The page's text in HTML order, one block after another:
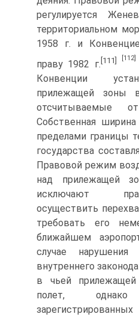
регулируется
территориальном
1958 г. и
праву 1982 г. [111] [112]
Конвенции
прилежащей зоны
отсчитываемые
Собственная
пределами границы
государства
Правовой режим
над прилежащей
исключают
осуществить
требовать его
ближайшем
случае
внутреннего
в чьей прилежащей
полет,